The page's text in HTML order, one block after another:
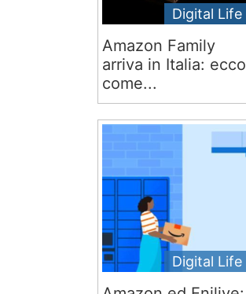
Digital Life
Amazon Family
arriva in Italia: ecco
come...
Digital Life